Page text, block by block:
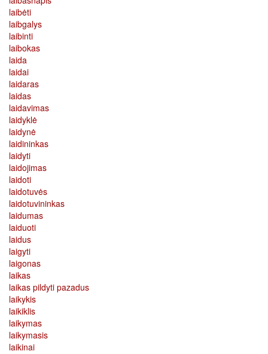
laibėti
laibgalys
laibinti
laibokas
laida
laidai
laidaras
laidas
laidavimas
laidyklė
laidynė
laidininkas
laidyti
laidojimas
laidoti
laidotuvės
laidotuvininkas
laidumas
laiduoti
laidus
laigyti
laigonas
laikas
laikas pildyti pazadus
laikykis
laikiklis
laikymas
laikymasis
laikinai